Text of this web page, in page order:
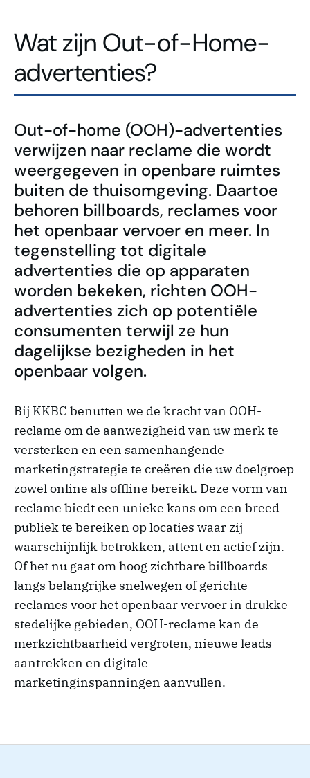
Wat zijn Out-of-Home-
advertenties?
Out-of-home (OOH)-advertenties
verwijzen naar reclame die wordt
weergegeven in openbare ruimtes
buiten de thuisomgeving. Daartoe
behoren billboards, reclames voor
het openbaar vervoer en meer. In
tegenstelling tot digitale
advertenties die op apparaten
worden bekeken, richten OOH-
advertenties zich op potentiële
consumenten terwijl ze hun
dagelijkse bezigheden in het
openbaar volgen.
Bij KKBC benutten we de kracht van OOH-
reclame om de aanwezigheid van uw merk te
versterken en een samenhangende
marketingstrategie te creëren die uw doelgroep
zowel online als offline bereikt. Deze vorm van
reclame biedt een unieke kans om een breed
publiek te bereiken op locaties waar zij
waarschijnlijk betrokken, attent en actief zijn.
Of het nu gaat om hoog zichtbare billboards
langs belangrijke snelwegen of gerichte
reclames voor het openbaar vervoer in drukke
stedelijke gebieden, OOH-reclame kan de
merkzichtbaarheid vergroten, nieuwe leads
aantrekken en digitale
marketinginspanningen aanvullen.